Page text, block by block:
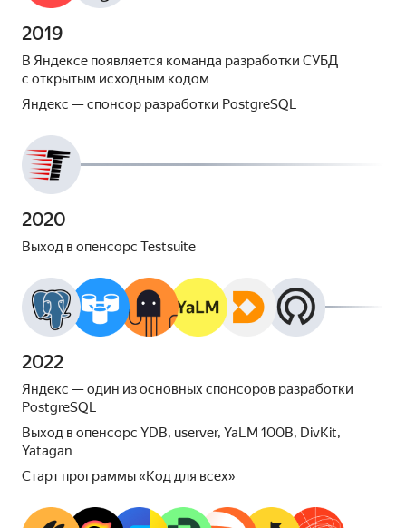
2019
В Яндексе появляется команда разработки СУБД
с открытым исходным кодом
Яндекс — спонсор разработки PostgreSQL
2020
Выход в опенсорс Testsuite
2022
Яндекс — один из основных спонсоров разработки
PostgreSQL
Выход в опенсорс YDB, userver, YaLM 100B, DivKit,
Yatagan
Старт программы «Код для всех»